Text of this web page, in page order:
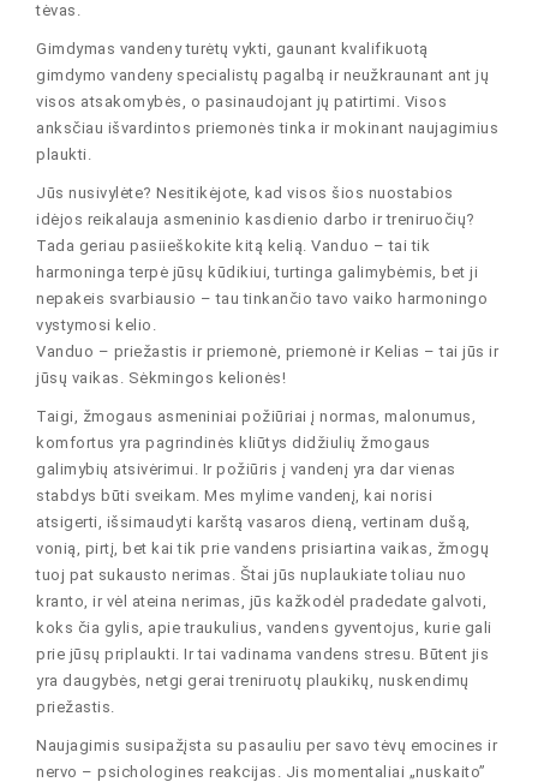
tėvas.
Gimdymas vandeny turėtų vykti, gaunant kvalifikuotą
gimdymo vandeny specialistų pagalbą ir neužkraunant ant jų
visos atsakomybės, o pasinaudojant jų patirtimi. Visos
anksčiau išvardintos priemonės tinka ir mokinant naujagimius
plaukti.
Jūs nusivylėte? Nesitikėjote, kad visos šios nuostabios
idėjos reikalauja asmeninio kasdienio darbo ir treniruočių?
Tada geriau pasiieškokite kitą kelią. Vanduo – tai tik
harmoninga terpė jūsų kūdikiui, turtinga galimybėmis, bet ji
nepakeis svarbiausio – tau tinkančio tavo vaiko harmoningo
vystymosi kelio.
Vanduo – priežastis ir priemonė, priemonė ir Kelias – tai jūs ir
jūsų vaikas. Sėkmingos kelionės!
Taigi, žmogaus asmeniniai požiūriai į normas, malonumus,
komfortus yra pagrindinės kliūtys didžiulių žmogaus
galimybių atsivėrimui. Ir požiūris į vandenį yra dar vienas
stabdys būti sveikam. Mes mylime vandenį, kai norisi
atsigerti, išsimaudyti karštą vasaros dieną, vertinam dušą,
vonią, pirtį, bet kai tik prie vandens prisiartina vaikas, žmogų
tuoj pat sukausto nerimas. Štai jūs nuplaukiate toliau nuo
kranto, ir vėl ateina nerimas, jūs kažkodėl pradedate galvoti,
koks čia gylis, apie traukulius, vandens gyventojus, kurie gali
prie jūsų priplaukti. Ir tai vadinama vandens stresu. Būtent jis
yra daugybės, netgi gerai treniruotų plaukikų, nuskendimų
priežastis.
Naujagimis susipažįsta su pasauliu per savo tėvų emocines ir
nervo – psichologines reakcijas. Jis momentaliai „nuskaito”